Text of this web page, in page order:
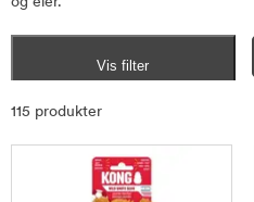
Vis filter
115 produkter